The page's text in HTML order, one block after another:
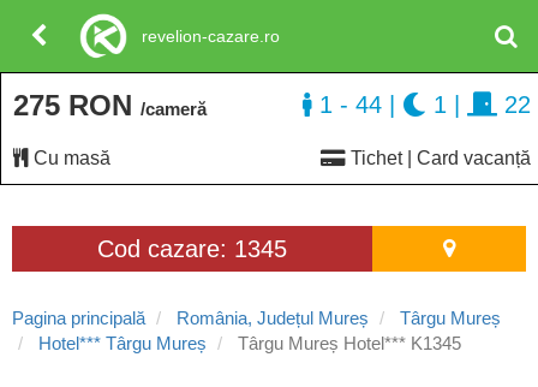
Cod cazare: 1345
Pagina principală România, Județul Mureș
Târgu Mureș
Hotel*** Târgu Mureș
Târgu Mureș Hotel*** K1345
275 RON /cameră
Cu masă Tichet | Card vacanță
1 - 44 1 22
revelion-cazare.ro